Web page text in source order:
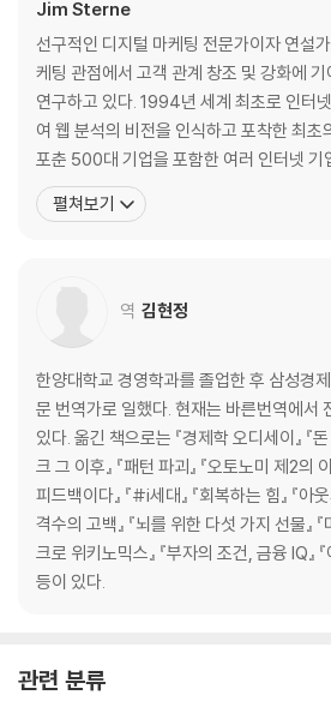
우리는 우리가 정말 똑똑하다고 생각한다
용어를 정의하라
모든 모델은 틀렸다
유용한 모델
생각할 것이 너무 많다
기계는 커다란 아기
강AI 대 약AI
무작위성을 받아들이라
어떤 기술이 가장 좋을까?
통계에 대해 좀 더 많이 알고 싶은 분들을 위해
우리는 무엇을 배웠는가?
3장 _ 마케팅 문제를 해결하려면
일대일 마케팅
일대다 광고
4P
무엇이 마케팅 전문가를 잠 못 들게 하는가?
어떻게 연결해야 할까? 몇 가지 방법이 있는지
나는 왜 연결하는가? 브랜딩
Jim Sterne
선구적인 디지털 마케팅 전문가이자 연설
케팅 관점에서 고객 관계 창조 및 강화에
연구하고 있다. 1994년 세계 최초로 인터
여 웹 분석의 비전을 인식하고 포착한 최초
포춘 500대 기업을 포함한 여러 인터넷 기
으며, 이메트릭스 마케팅 최적화 회담
mization Summit)의 창설자이자 디지털
펼쳐보기
역 김현정
한양대학교 경영학과를 졸업한 후 삼성경
문 번역가로 일했다. 현재는 바른번역에서
있다. 옮긴 책으로는 『경제학 오디세이』 『
크 그 이후』 『패턴 파괴』 『오토노미 제2의
피드백이다』 『#i세대』 『회복하는 힘』 『아
격수의 고백』 『뇌를 위한 다섯 가지 선물』
크로 위키노믹스』 『부자의 조건, 금융 IQ』
등이 있다.
관련 분류